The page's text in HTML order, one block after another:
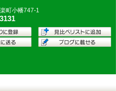
町小幡747-1